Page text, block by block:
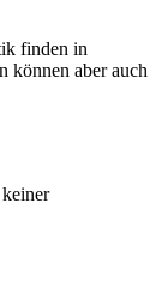
finden in
können aber auch